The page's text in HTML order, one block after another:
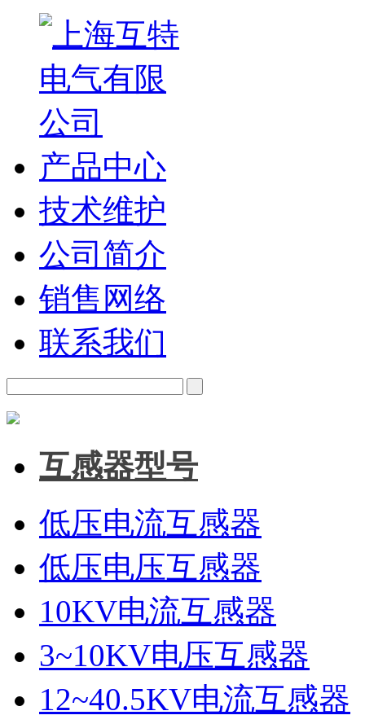
产品中心
技术维护
公司简介
销售网络
联系我们
互感器型号
低压电流互感器
低压电压互感器
10KV电流互感器
3~10KV电压互感器
12~40.5KV电流互感器